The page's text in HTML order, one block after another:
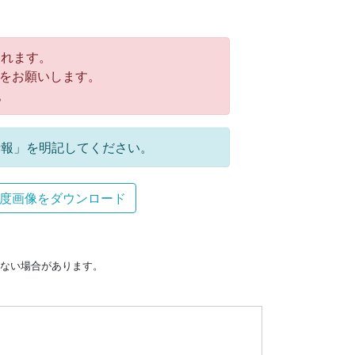
ます。
お願いします。
」を明記してください。
画像をダウンロード
い場合があります。